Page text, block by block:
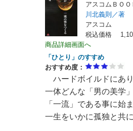
アスコムＢＯ
川北義則／著
アスコム
税込価格
商品詳細画面へ
「ひとり」のすすめ
おすすめ度：
ハードボイルドにあ
一体どんな「男の美学
「一流」である事に始
一生をいかに孤独と共